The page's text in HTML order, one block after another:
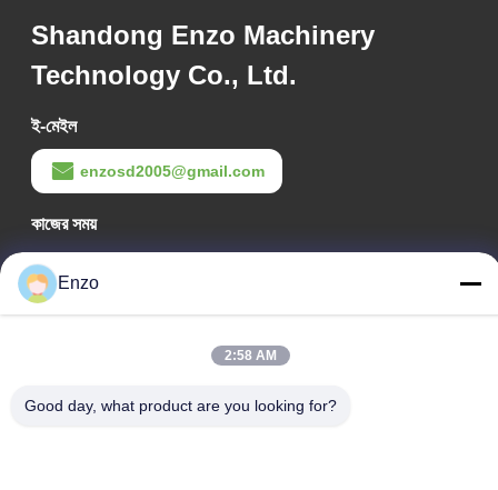
Shandong Enzo Machinery
Technology Co., Ltd.
ই-মেইল
enzosd2005@gmail.com
কাজের সময়
আমাদের ঠিকানা
Enzo
2:58 AM
Good day, what product are you looking for?